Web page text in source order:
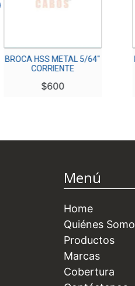
BROCA HSS METAL 5/64″
CORRIENTE
$600
Menú
Home
Quiénes
Productos
Marcas
Cobertura